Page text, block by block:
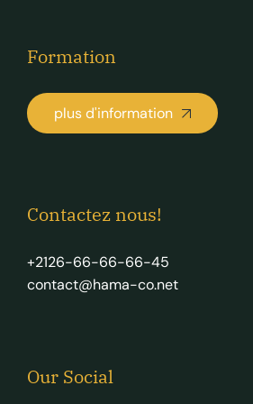
Formation
plus d'information
Contactez nous!
+2126-66-66-66-45
contact@hama-co.net
Our Social